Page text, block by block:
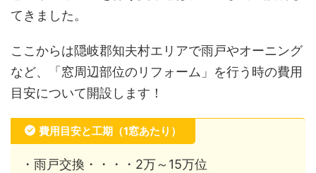
てきました。
ここからは隠岐郡知夫村エリアで雨戸やオーニング
など、「窓周辺部位のリフォーム」を行う時の費用
目安について開設します！
費用目安と工期（1窓あたり）
・雨戸交換・・・・2万～15万位